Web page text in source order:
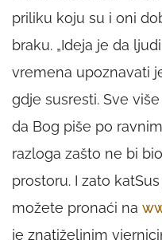
priliku koju su i oni
braku. „Ideja je da
vremena upoznavati
gdje susresti. Sve
da Bog piše po
razloga zašto ne bi
prostoru. I zato
možete pronaći na
je znatiželjnim